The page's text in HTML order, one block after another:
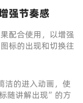
强节奏感
配合使用，以增强
标的出现和切换往
洁的进入动画，使
随讲解出现”的方